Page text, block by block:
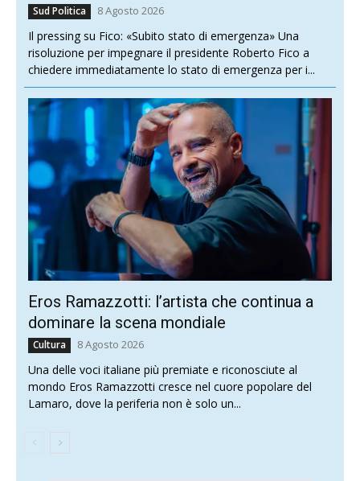
Sud Politica 8 Agosto 2026
Il pressing su Fico: «Subito stato di emergenza» Una
risoluzione per impegnare il presidente Roberto Fico a
chiedere immediatamente lo stato di emergenza per i...
Eros Ramazzotti: l’artista che continua a
dominare la scena mondiale
Cultura 8 Agosto 2026
Una delle voci italiane più premiate e riconosciute al
mondo Eros Ramazzotti cresce nel cuore popolare del
Lamaro, dove la periferia non è solo un...